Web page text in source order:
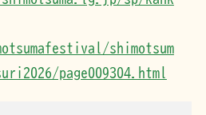
shimotsum
page009304.html